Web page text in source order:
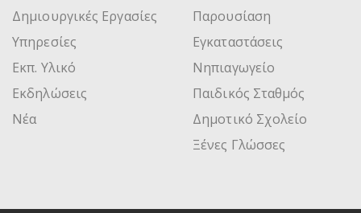
Δημιουργικές Εργασίες
Υπηρεσίες
Εκπ. Υλικό
Εκδηλώσεις
Νέα
Παρουσίαση
Εγκαταστάσεις
Νηπιαγωγείο
Παιδικός Σταθμός
Δημοτικό Σχολείο
Ξένες Γλώσσες